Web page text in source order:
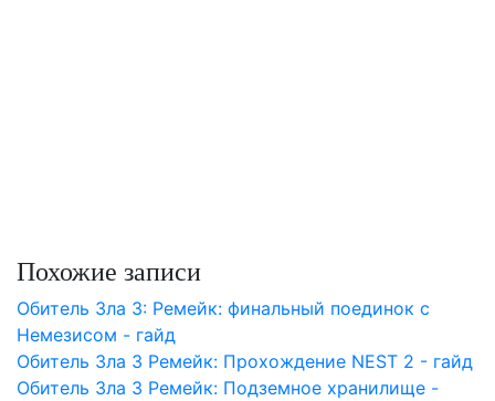
Похожие записи
Обитель Зла 3: Ремейк: финальный поединок с
Немезиcом - гайд
Обитель Зла 3 Ремейк: Прохождение NEST 2 - гайд
Обитель Зла 3 Ремейк: Подземное хранилище -